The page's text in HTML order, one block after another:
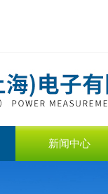
新闻中心